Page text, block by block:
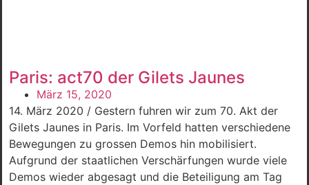
Paris: act70 der Gilets Jaunes
März 15, 2020
14. März 2020 / Gestern fuhren wir zum 70. Akt der
Gilets Jaunes in Paris. Im Vorfeld hatten verschiedene
Bewegungen zu grossen Demos hin mobilisiert.
Aufgrund der staatlichen Verschärfungen wurde viele
Demos wieder abgesagt und die Beteiligung am Tag